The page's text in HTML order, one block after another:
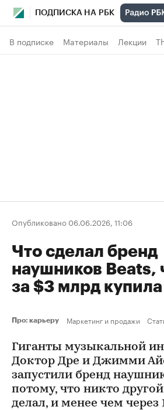
ПОДПИСКА НА РБК
В подписке Материалы Лекции
Опубликовано 06.06.2026, 11:06
Что сделал бренд
наушников Beats,
за $3 млрд
Про: карьеру Маркетинг и продажи
Гиганты музыкальной
Доктор Дре и Джимми
запустили бренд
потому, что никто другой
делал, и менее чем через